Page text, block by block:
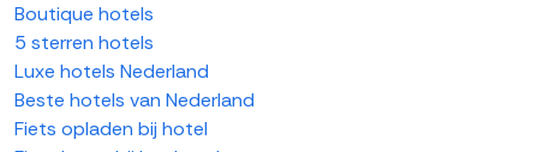
Boutique hotels
5 sterren hotels
Luxe hotels Nederland
Beste hotels van Nederland
Fiets opladen bij hotel